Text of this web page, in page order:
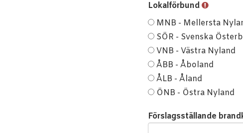
Lokalförbund
Lokalförbund
MNB - Mellersta
SÖR - Svenska
VNB - Västra Nyland
ÅBB - Åboland
ÅLB - Åland
ÖNB - Östra Nyland
Förslagsställande